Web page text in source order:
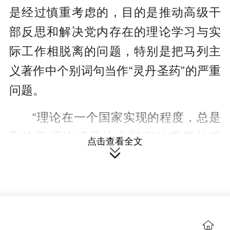
是经过慎重考虑的，目的是推动高级干
部反思和解决党内存在的理论学习与实
际工作相脱离的问题，特别是把马列主
义著作中个别词句当作“灵丹圣药”的严重
问题。
“理论在一个国家实现的程度，总是
取决于理论满足这个国家的需要的程
度。”鸦片战争以后，为了争取民族独
点击查看全文
